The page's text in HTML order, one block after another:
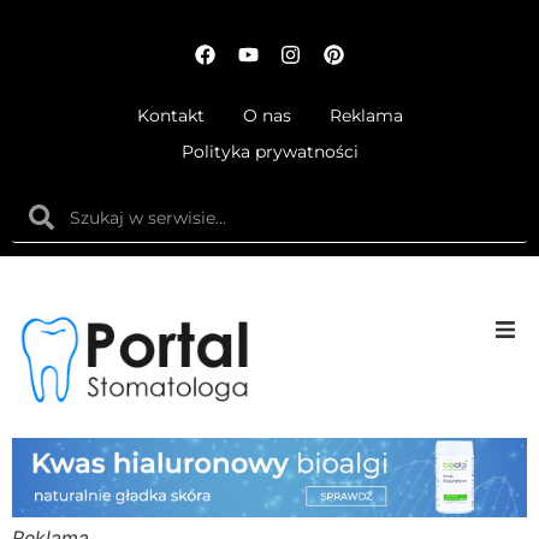
Kontakt O nas
Reklama
Polityka prywatności